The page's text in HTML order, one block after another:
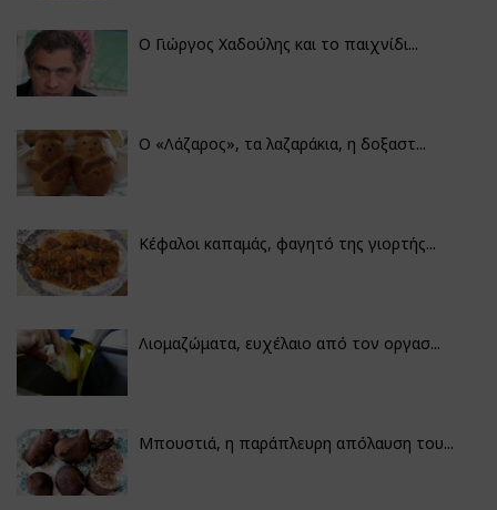
Ο Γιώργος Χαδούλης και το παιχνίδι...
Ο «Λάζαρος», τα λαζαράκια, η δοξαστ...
Κέφαλοι καπαμάς, φαγητό της γιορτής...
Λιομαζώματα, ευχέλαιο από τον οργασ...
Μπουστιά, η παράπλευρη απόλαυση του...